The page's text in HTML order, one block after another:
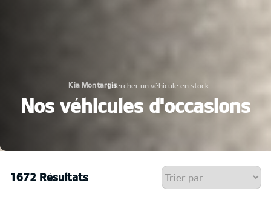
Kia Montargis
›
Chercher un véhicule en stock
Nos véhicules d'occasions
1672 Résultats